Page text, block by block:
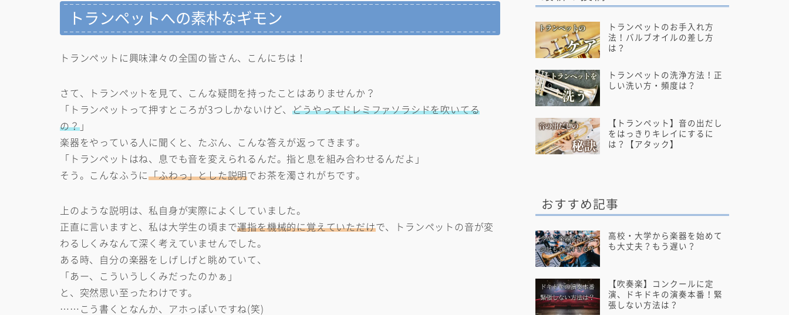
トランペットへの素朴なギモン
トランペットに興味津々の全国の皆さん、こんにちは！
さて、トランペットを見て、こんな疑問を持ったことはありませんか？
「トランペットって押すところが3つしかないけど、どうやってドレミファソラシドを吹いてる
の？」
楽器をやっている人に聞くと、たぶん、こんな答えが返ってきます。
「トランペットはね、息でも音を変えられるんだ。指と息を組み合わせるんだよ」
そう。こんなふうに「ふわっ」とした説明でお茶を濁されがちです。
上のような説明は、私自身が実際によくしていました。
正直に言いますと、私は大学生の頃まで運指を機械的に覚えていただけで、トランペットの音が変
わるしくみなんて深く考えていませんでした。
ある時、自分の楽器をしげしげと眺めていて、
「あー、こういうしくみだったのかぁ」
と、突然思い至ったわけです。
……こう書くとなんか、アホっぽいですね(笑)
トランペットのお手入れ方
法！バルブオイルの差し方
は？
トランペットの洗浄方法！正
しい洗い方・頻度は？
【トランペット】音の出だし
をはっきりキレイにするに
は？【アタック】
おすすめ記事
高校・大学から楽器を始めて
も大丈夫？もう遅い？
【吹奏楽】コンクールに定
演、ドキドキの演奏本番！緊
張しない方法は？